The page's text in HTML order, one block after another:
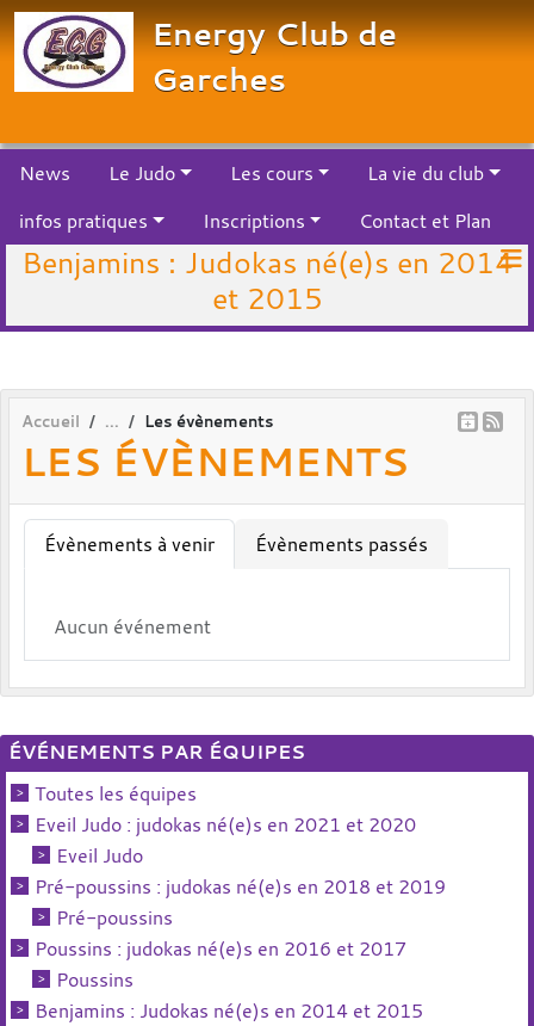
Energy Club de
Garches
News Le Judo Les cours
La vie du club
infos pratiques
Inscriptions Contact et Plan
Benjamins : Judokas né(e)s en 2014
et 2015
Accueil Les évènements
LES ÉVÈNEMENTS
Évènements à venir Évènements passés
Aucun événement
ÉVÉNEMENTS PAR ÉQUIPES
Toutes les équipes
Eveil Judo : judokas né(e)s en 2021 et 2020
Eveil Judo
Pré-poussins : judokas né(e)s en 2018 et 2019
Pré-poussins
Poussins : judokas né(e)s en 2016 et 2017
Poussins
Benjamins : Judokas né(e)s en 2014 et 2015
Panneau de gestion des cookies